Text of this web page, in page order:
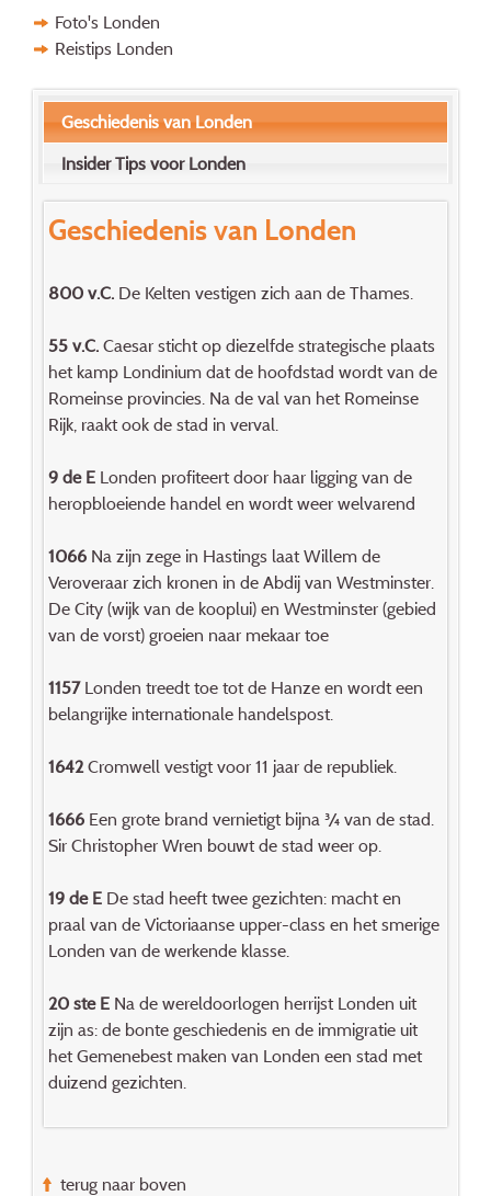
Foto's Londen
Reistips Londen
Geschiedenis van Londen
Insider Tips voor Londen
Geschiedenis van Londen
800 v.C. De Kelten vestigen zich aan de Thames.
55 v.C. Caesar sticht op diezelfde strategische plaats
het kamp Londinium dat de hoofdstad wordt van de
Romeinse provincies. Na de val van het Romeinse
Rijk, raakt ook de stad in verval.
9 de E Londen profiteert door haar ligging van de
heropbloeiende handel en wordt weer welvarend
1066 Na zijn zege in Hastings laat Willem de
Veroveraar zich kronen in de Abdij van Westminster.
De City (wijk van de kooplui) en Westminster (gebied
van de vorst) groeien naar mekaar toe
1157Londen treedt toe tot de Hanze en wordt een
belangrijke internationale handelspost.
1642Cromwell vestigt voor 11 jaar de republiek.
1666 Een grote brand vernietigt bijna ¾ van de stad.
Sir Christopher Wren bouwt de stad weer op.
19 de E De stad heeft twee gezichten: macht en
praal van de Victoriaanse upper-class en het smerige
Londen van de werkende klasse.
20 ste E Na de wereldoorlogen herrijst Londen uit
zijn as: de bonte geschiedenis en de immigratie uit
het Gemenebest maken van Londen een stad met
duizend gezichten.
terug naar boven